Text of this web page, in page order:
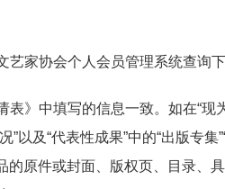
艺家协会个人会员管理系统查询
表》中填写的信息一致。如在“现
以及“代表性成果”中的“出版专集
的原件或封面、版权页、目录、